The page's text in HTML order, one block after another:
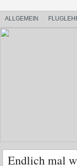
ALLGEMEIN
Endlich mal